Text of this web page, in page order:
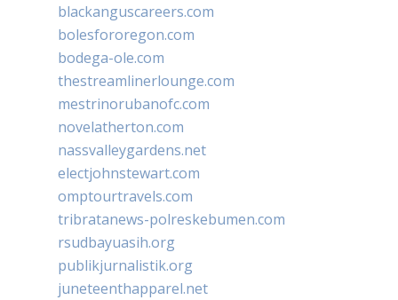
blackanguscareers.com
bolesfororegon.com
bodega-ole.com
thestreamlinerlounge.com
mestrinorubanofc.com
novelatherton.com
nassvalleygardens.net
electjohnstewart.com
omptourtravels.com
tribratanews-polreskebumen.com
rsudbayuasih.org
publikjurnalistik.org
juneteenthapparel.net